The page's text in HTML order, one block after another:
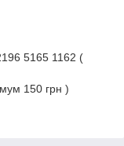
5165 1162 (
150 грн )